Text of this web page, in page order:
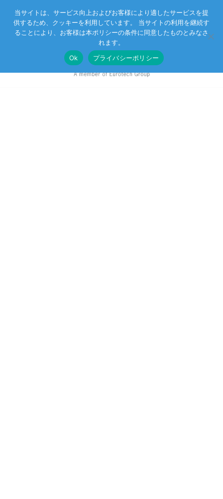
Eurotechグループ お客様サポート お問い合わせ
当サイトは、サービス向上およびお客様により適したサービスを提
供するため、クッキーを利用しています。 当サイトの利用を継続す
ることにより、お客様は本ポリシーの条件に同意したものとみなさ
れます。
Ok
プライバシーポリシー